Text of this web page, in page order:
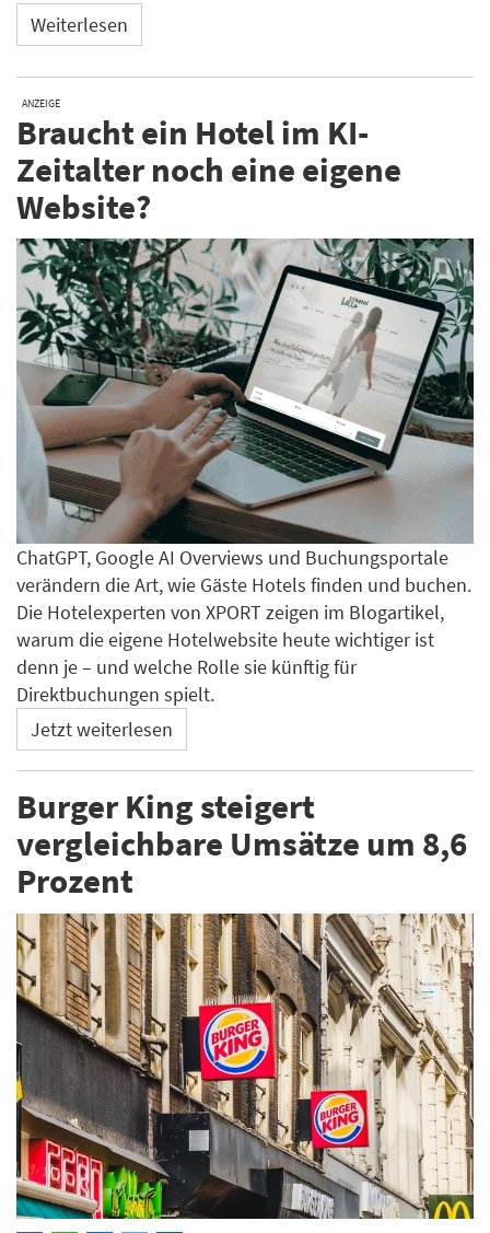
Weiterlesen
ANZEIGE
Braucht ein Hotel im KI-
Zeitalter noch eine eigene
Website?
ChatGPT, Google AI Overviews und Buchungsportale
verändern die Art, wie Gäste Hotels finden und buchen.
Die Hotelexperten von XPORT zeigen im Blogartikel,
warum die eigene Hotelwebsite heute wichtiger ist
denn je – und welche Rolle sie künftig für
Direktbuchungen spielt.
Jetzt weiterlesen
Burger King steigert
vergleichbare Umsätze um 8,6
Prozent